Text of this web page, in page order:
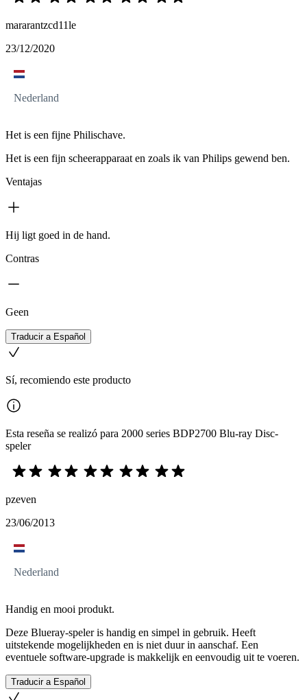
mararantzcd11le
23/12/2020
Nederland
Het is een fijne Philischave.
Het is een fijn scheerapparaat en zoals ik van Philips gewend ben.
Ventajas
Hij ligt goed in de hand.
Contras
Geen
Traducir a Español
Sí, recomiendo este producto
Esta reseña se realizó para 2000 series BDP2700 Blu-ray Disc-
speler
pzeven
23/06/2013
Nederland
Handig en mooi produkt.
Deze Blueray-speler is handig en simpel in gebruik. Heeft
uitstekende mogelijkheden en is niet duur in aanschaf. Een
eventuele software-upgrade is makkelijk en eenvoudig uit te voeren.
Traducir a Español